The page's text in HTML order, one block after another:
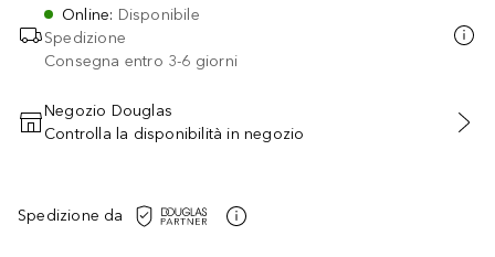
Online: Disponibile
Spedizione
Consegna entro 3-6 giorni
AGGIUNGI AL CARRELLO
Negozio Douglas
Controlla la disponibilità in negozio
Spedizione da